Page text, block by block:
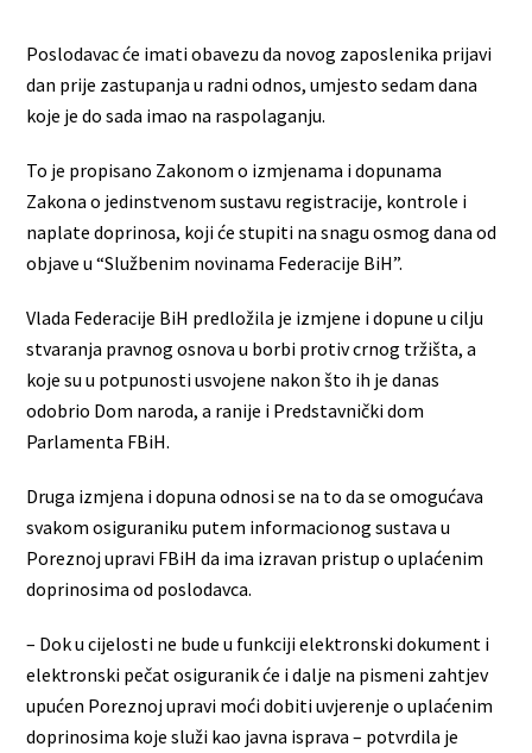
Poslodavac će imati obavezu da novog zaposlenika prijavi
dan prije zastupanja u radni odnos, umjesto sedam dana
koje je do sada imao na raspolaganju.
To je propisano Zakonom o izmjenama i dopunama
Zakona o jedinstvenom sustavu registracije, kontrole i
naplate doprinosa, koji će stupiti na snagu osmog dana od
objave u “Službenim novinama Federacije BiH”.
Vlada Federacije BiH predložila je izmjene i dopune u cilju
stvaranja pravnog osnova u borbi protiv crnog tržišta, a
koje su u potpunosti usvojene nakon što ih je danas
odobrio Dom naroda, a ranije i Predstavnički dom
Parlamenta FBiH.
Druga izmjena i dopuna odnosi se na to da se omogućava
svakom osiguraniku putem informacionog sustava u
Poreznoj upravi FBiH da ima izravan pristup o uplaćenim
doprinosima od poslodavca.
– Dok u cijelosti ne bude u funkciji elektronski dokument i
elektronski pečat osiguranik će i dalje na pismeni zahtjev
upućen Poreznoj upravi moći dobiti uvjerenje o uplaćenim
doprinosima koje služi kao javna isprava – potvrdila je